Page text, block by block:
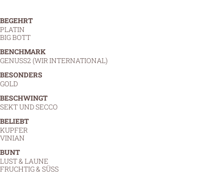
BEGEHRT
PLATIN
BIG BOTT
BENCHMARK
GENUSS2 (WIR INTERNATIONAL)
BESONDERS
GOLD
BESCHWINGT
SEKT UND SECCO
BELIEBT
KUPFER
VINIAN
BUNT
LUST & LAUNE
FRUCHTIG & SÜSS